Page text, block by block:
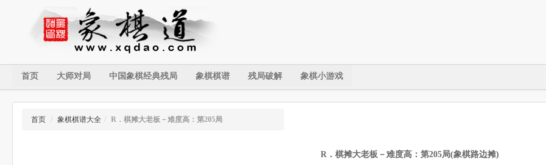
首页 大师对局 中国象棋经典残局 象棋棋谱 残局破解 象棋小游戏
首页 / 象棋棋谱大全 / R．棋摊大老板－难度高：第205局
R．棋摊大老板－难度高：第205局(象棋路边摊)